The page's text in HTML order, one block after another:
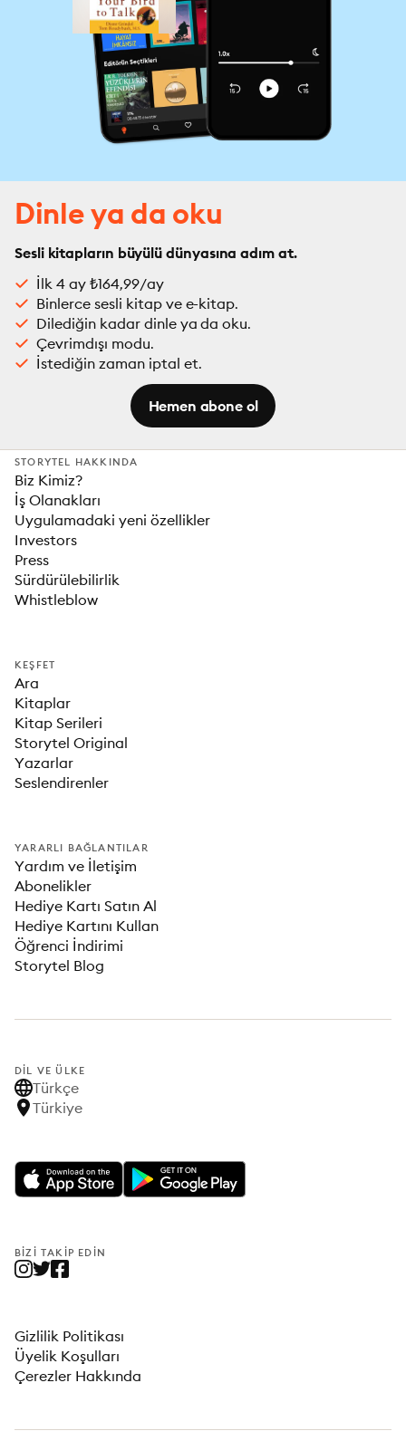
Dinle ya da oku
Sesli kitapların büyülü dünyasına adım at.
İlk 4 ay ₺164,99/ay
Binlerce sesli kitap ve e-kitap.
Dilediğin kadar dinle ya da oku.
Çevrimdışı modu.
İstediğin zaman iptal et.
Hemen abone ol
STORYTEL HAKKINDA
Biz Kimiz?
İş Olanakları
Uygulamadaki yeni özellikler
Investors
Press
Sürdürülebilirlik
Whistleblow
KEŞFET
Ara
Kitaplar
Kitap Serileri
Storytel Original
Yazarlar
Seslendirenler
YARARLI BAĞLANTILAR
Yardım ve İletişim
Abonelikler
Hediye Kartı Satın Al
Hediye Kartını Kullan
Öğrenci İndirimi
Storytel Blog
DIL VE ÜLKE
Türkçe
Türkiye
BIZI TAKIP EDIN
Gizlilik Politikası
Üyelik Koşulları
Çerezler Hakkında